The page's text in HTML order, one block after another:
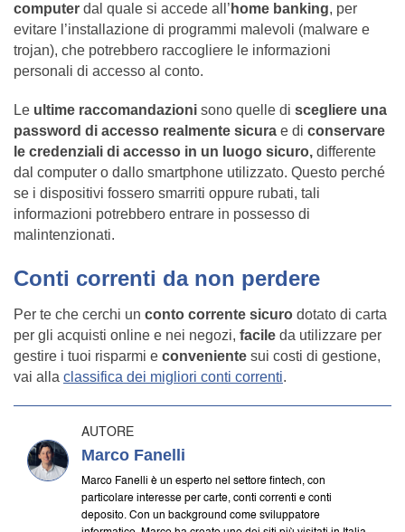
computer dal quale si accede all’ home banking, per
evitare l’installazione di programmi malevoli (malware e
trojan), che potrebbero raccogliere le informazioni
personali di accesso al conto.
Le ultime raccomandazioni sono quelle di scegliere una
password di accesso realmente sicura e di conservare
le credenziali di accesso in un luogo sicuro, differente
dal computer o dallo smartphone utilizzato. Questo perché
se i dispositivi fossero smarriti oppure rubati, tali
informazioni potrebbero entrare in possesso di
malintenzionati.
Conti correnti da non perdere
Per te che cerchi un conto corrente sicuro dotato di carta
per gli acquisti online e nei negozi, facile da utilizzare per
gestire i tuoi risparmi e conveniente sui costi di gestione,
vai alla classifica dei migliori conti correnti.
AUTORE
Marco Fanelli
Marco Fanelli è un esperto nel settore fintech, con
particolare interesse per carte, conti correnti e conti
deposito. Con un background come sviluppatore